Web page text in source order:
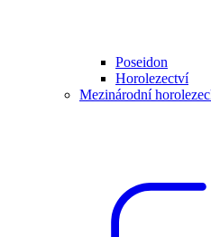
Poseidon
Horolezectví
Mezinárodní